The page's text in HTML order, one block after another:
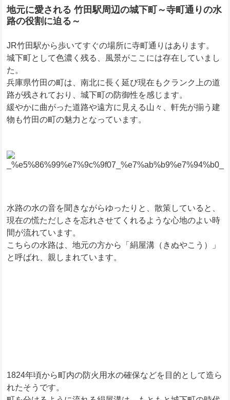
地元に愛される 竹田駅周辺の城下町～寺町通りの水
路の役割に迫る～
JR竹田駅から歩いてすぐの場所に寺町通りはあります。
城下町として色濃く残る、風景がここには存在していまし
た。
兵庫県竹田の町は、南北に長く延び現在もクランク上の道
路が残されており、城下町の防御性を感じます。
緩やかに曲がった道路や遠方に見える山々、軒先が揃う建
物も竹田の町の魅力となっています。
水路の水の音を聞きながらゆったりと、散策していると、
現在の慌ただしさを忘れさせてくれるような心地のよい時
間が流れています。
こちらの水路は、地元の方から「絹屋溝（きぬやこう）」
と呼ばれ、親しまれています。
1824年頃から町内の防火用水の確保などを目的として造ら
れたそうです。